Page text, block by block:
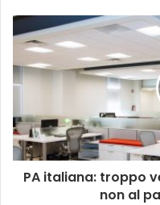
PA italiana: troppo
non al